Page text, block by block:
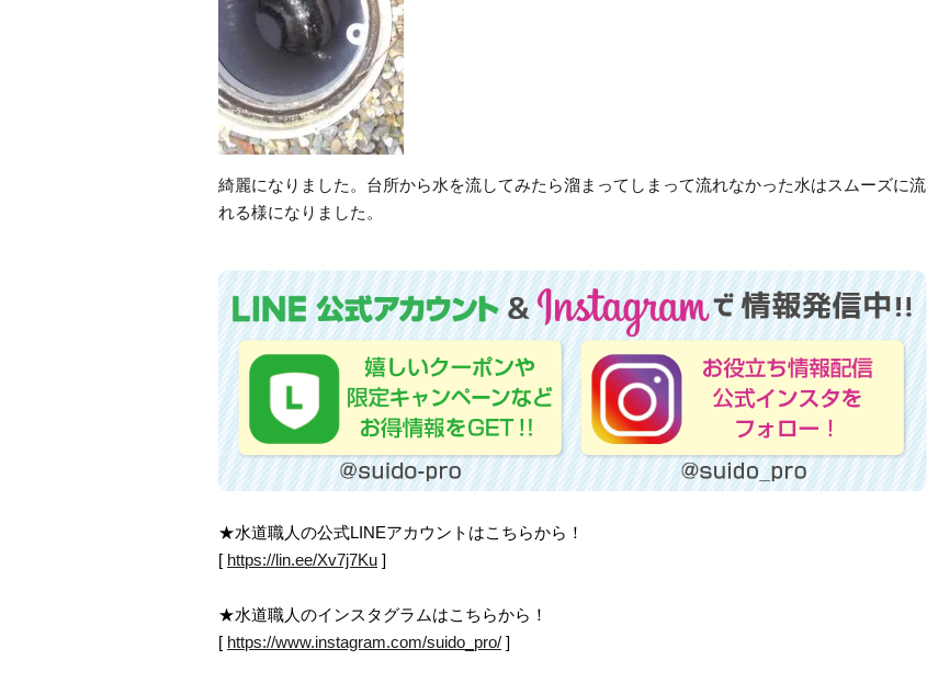
綺麗になりました。台所から水を流してみたら溜まってしまって流れなかった水はスムーズに流
れる様になりました。
★水道職人の公式LINEアカウントはこちらから！
[ https://lin.ee/Xv7j7Ku ]
★水道職人のインスタグラムはこちらから！
[ https://www.instagram.com/suido_pro/ ]